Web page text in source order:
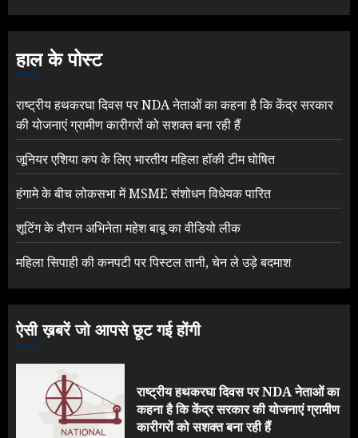
हाल के पोस्ट
राष्ट्रीय हथकरघा दिवस पर NDA नेताओं का कहना है कि केंद्र सरकार
की योजनाएं ग्रामीण कारीगरों को सशक्त बना रही हैं
जूनियर एशिया कप के लिए भारतीय महिला हॉकी टीम घोषित
हंगामे के बीच लोकसभा में MSME संशोधन विधेयक पारित
शूटिंग के दौरान अभिनेता महेश बाबू का वीडियो लीक
महिला सिपाही की कनपटी पर पिस्टल तानी, चेन ले उड़े बदमाश
ऐसी ख़बरें जो आपसे छूट गई होंगी
राष्ट्रीय हथकरघा दिवस पर NDA नेताओं का
कहना है कि केंद्र सरकार की योजनाएं ग्रामीण
कारीगरों को सशक्त बना रही हैं